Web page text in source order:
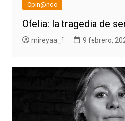
Opin@ndo
Ofelia: la tragedia de
mireyaa_f 9 febrero,